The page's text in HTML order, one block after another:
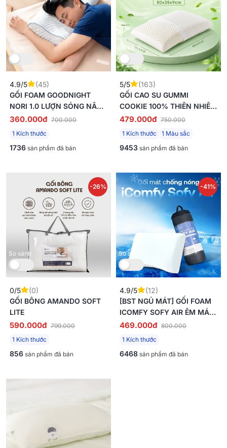
So sánh
4.9/5
(45)
GỐI FOAM GOODNIGHT
NORI 1.0 LƯỢN SÓNG NÂNG
ĐỠ CỔ VAI GÁY
360.000đ 700.000
1 Kích thước
1736 sản phẩm đã bán
So sánh
5/5
(163)
GỐI CAO SU GUMMI
COOKIE 100% THIÊN NHIÊN
NÂNG ĐỠ, GIẢM CĂNG CƠ
479.000đ 750.000
1 Kích thước
1 Màu sắc
9453 sản phẩm đã bán
So sánh
-26%
0/5
(0)
GỐI BÔNG AMANDO SOFT
LITE
590.000đ 799.000
1 Kích thước
856 sản phẩm đã bán
So sánh
-41%
4.9/5
(12)
[BST NGỦ MÁT] GỐI FOAM
ICOMFY SOFY AIR ÊM MÁT
CHỐNG NÓNG
469.000đ 800.000
1 Kích thước
6468 sản phẩm đã bán
Mới